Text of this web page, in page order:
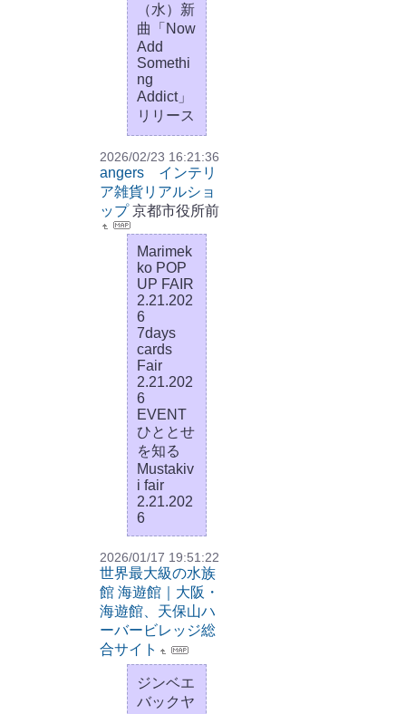
（水）新
曲「Now
Add
Somethi
ng
Addict」
リリース
2026/02/23 16:21:36
angers インテリ
ア雑貨リアルショ
ップ 京都市役所前
Marimek
ko POP
UP FAIR
2.21.202
6
7days
cards
Fair
2.21.202
6
EVENT
ひととせ
を知る
Mustakiv
i fair
2.21.202
6
2026/01/17 19:51:22
世界最大級の水族
館 海遊館｜大阪・
海遊館、天保山ハ
ーバービレッジ総
合サイト
ジンベエ
バックヤ